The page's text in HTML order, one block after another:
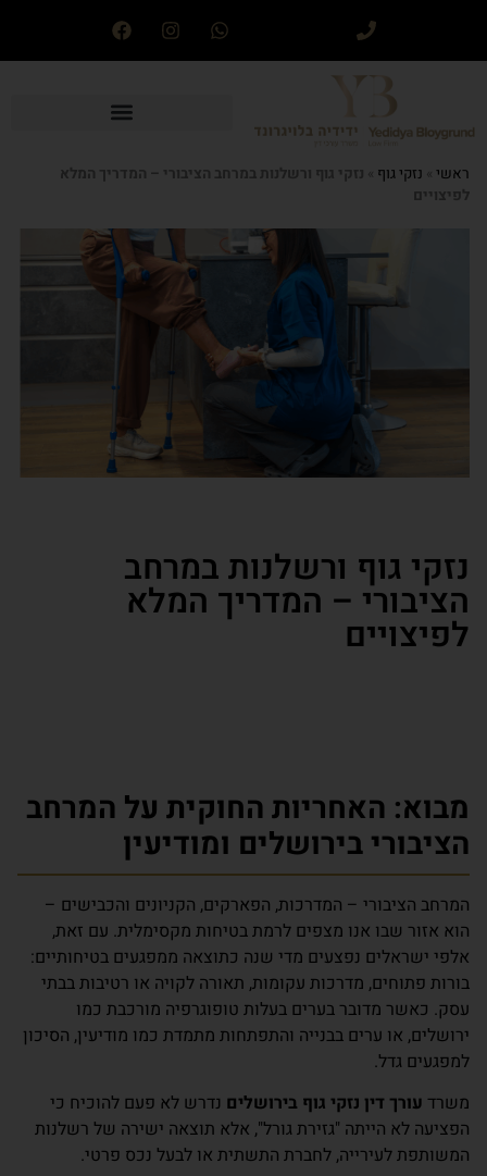
ראשי » נזקי גוף » נזקי גוף ורשלנות במרחב הציבורי – המדריך המלא
לפיצויים
נזקי גוף ורשלנות במרחב
הציבורי – המדריך המלא
לפיצויים
מבוא: האחריות החוקית על המרחב
הציבורי בירושלים ומודיעין
המרחב הציבורי – המדרכות, הפארקים, הקניונים והכבישים –
הוא אזור שבו אנו מצפים לרמת בטיחות מקסימלית. עם זאת,
אלפי ישראלים נפצעים מדי שנה כתוצאה ממפגעים בטיחותיים:
בורות פתוחים, מדרכות עקומות, תאורה לקויה או רטיבות בבתי
עסק. כאשר מדובר בערים בעלות טופוגרפיה מורכבת כמו
ירושלים, או ערים בבנייה והתפתחות מתמדת כמו מודיעין, הסיכון
למפגעים גדל.
משרד עורך דין נזקי גוף בירושלים נדרש לא פעם להוכיח כי
הפציעה לא הייתה "גזירת גורל", אלא תוצאה ישירה של רשלנות
המשותפת לעירייה, לחברת התשתית או לבעל נכס פרטי.